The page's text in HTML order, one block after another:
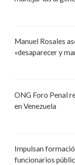
Manuel Rosales
«desaparecer y
ONG Foro Penal
en Venezuela
Impulsan
funcionarios